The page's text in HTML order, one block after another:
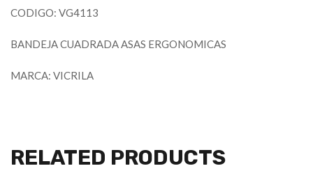
CODIGO: VG4113
BANDEJA CUADRADA ASAS ERGONOMICAS
MARCA: VICRILA
RELATED PRODUCTS